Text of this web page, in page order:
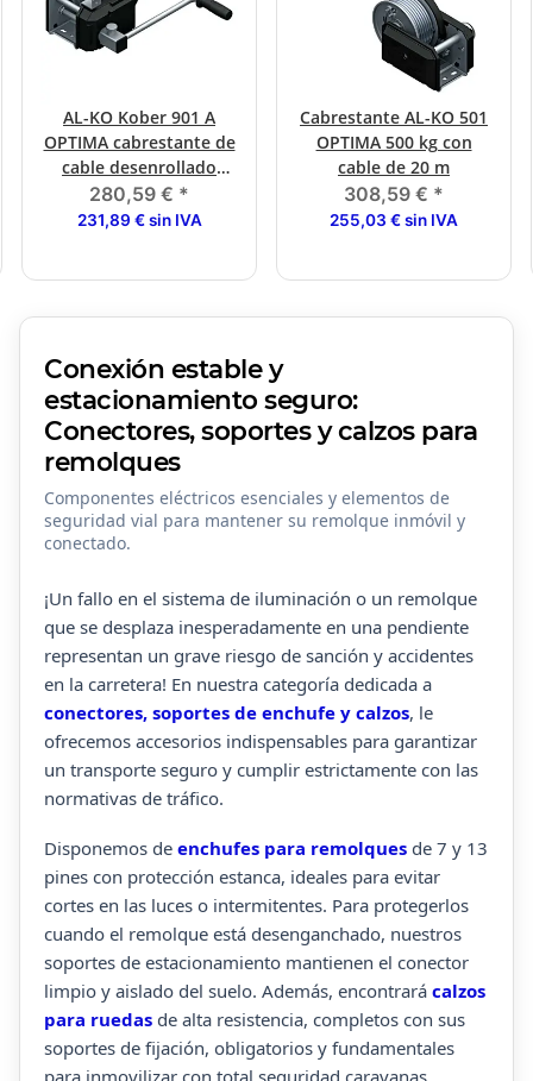
AL-KO Kober 901 A
OPTIMA cabrestante de
cable desenrollado
automático y freno de
presión de carga
280,59 € *
231,89 € sin IVA
Cabrestante AL-KO 501
OPTIMA 500 kg con
cable de 20 m
308,59 € *
255,03 € sin IVA
Conexión estable y
estacionamiento seguro:
Conectores, soportes y calzos para
remolques
Componentes eléctricos esenciales y elementos de
seguridad vial para mantener su remolque inmóvil y
conectado.
¡Un fallo en el sistema de iluminación o un remolque
que se desplaza inesperadamente en una pendiente
representan un grave riesgo de sanción y accidentes
en la carretera! En nuestra categoría dedicada a
conectores, soportes de enchufe y calzos, le
ofrecemos accesorios indispensables para garantizar
un transporte seguro y cumplir estrictamente con las
normativas de tráfico.
Disponemos de enchufes para remolques de 7 y 13
pines con protección estanca, ideales para evitar
cortes en las luces o intermitentes. Para protegerlos
cuando el remolque está desenganchado, nuestros
soportes de estacionamiento mantienen el conector
limpio y aislado del suelo. Además, encontrará calzos
para ruedas de alta resistencia, completos con sus
soportes de fijación, obligatorios y fundamentales